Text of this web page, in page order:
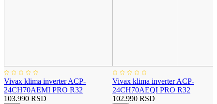
Vivax klima inverter ACP-
24CH70AEMI PRO R32
103.990 RSD
Vivax klima inverter ACP-
24CH70AEQI PRO R32
102.990 RSD